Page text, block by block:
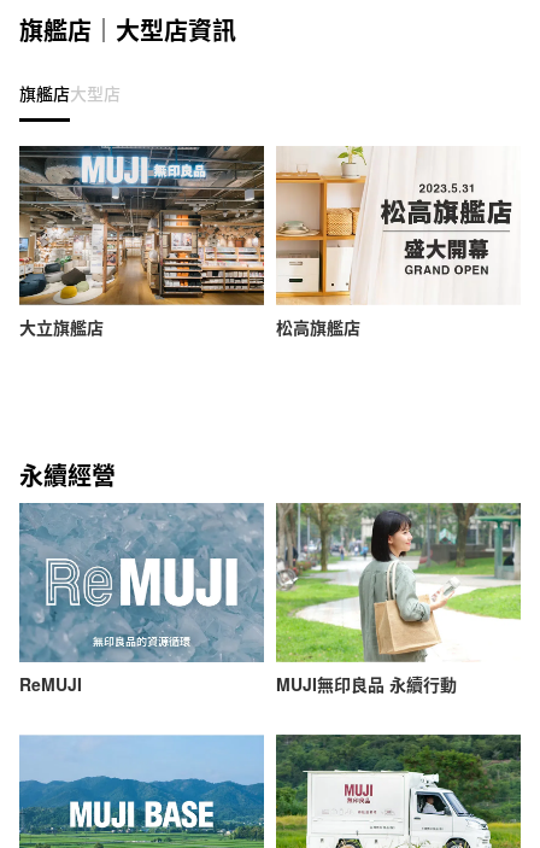
旗艦店｜大型店資訊
旗艦店大型店
大立旗艦店 松高旗艦店
永續經營
ReMUJI MUJI無印良品 永續行動